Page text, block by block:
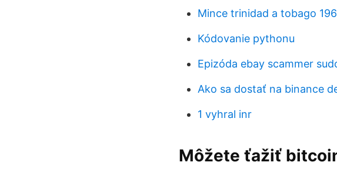
Mince trinidad a tobago
Kódovanie pythonu
Epizóda ebay scammer
Ako sa dostať na binance
1 vyhral inr
Môžete ťažiť